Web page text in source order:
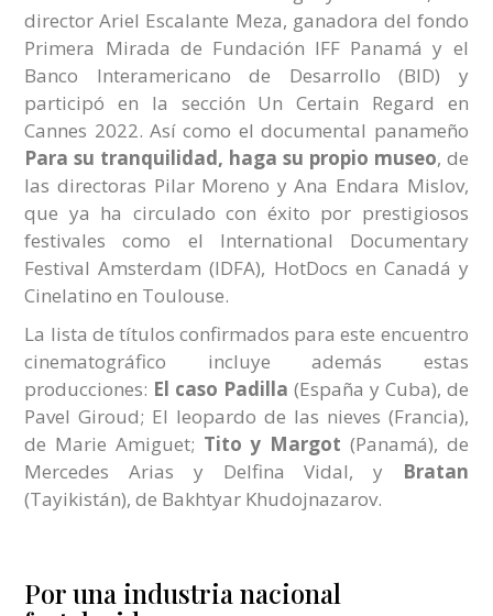
director Ariel Escalante Meza, ganadora del fondo
Primera Mirada de Fundación IFF Panamá y el
Banco Interamericano de Desarrollo (BID) y
participó en la sección Un Certain Regard en
Cannes 2022. Así como el documental panameño
Para su tranquilidad, haga su propio museo, de
las directoras Pilar Moreno y Ana Endara Mislov,
que ya ha circulado con éxito por prestigiosos
festivales como el International Documentary
Festival Amsterdam (IDFA), HotDocs en Canadá y
Cinelatino en Toulouse.
La lista de títulos confirmados para este encuentro
cinematográfico incluye además estas
producciones: El caso Padilla (España y Cuba), de
Pavel Giroud; El leopardo de las nieves (Francia),
de Marie Amiguet; Tito y Margot (Panamá), de
Mercedes Arias y Delfina Vidal, y
Bratan
(Tayikistán), de Bakhtyar Khudojnazarov.
Por una industria nacional